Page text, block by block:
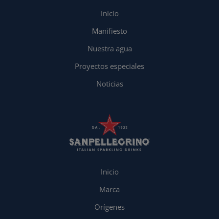
Inicio
Manifiesto
Nuestra agua
Proyectos especiales
Noticias
Inicio
Marca
Orígenes